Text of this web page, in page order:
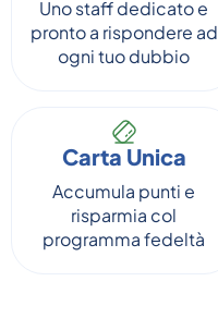
Uno staff dedicato e
pronto a rispondere ad
ogni tuo dubbio
Carta Unica
Accumula punti e
risparmia col
programma fedeltà